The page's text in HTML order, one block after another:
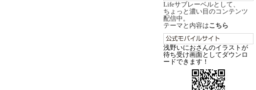
Lifeサブレーベルとして、
ちょっと濃い目のコンテンツ
配信中。
テーマと内容はこちら
浅野いにおさんのイラストが
待ち受け画面としてダウンロ
ードできます！